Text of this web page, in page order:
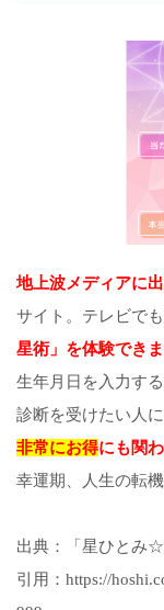
地上波メディアに
サイト。テレビで
星術」を体験できま
生年月日を入力す
診断を受けたい人
非常にお得にも関
幸運期、人生の転
出典：「星ひとみ
引用：https://